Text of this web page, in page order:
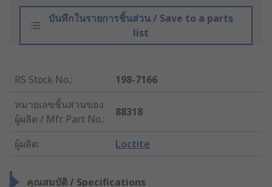
บันทึกในรายการชิ้นส่วน / Save to a parts
list
RS Stock No.:
198-7166
หมายเลขชิ้นส่วนของ
ผู้ผลิต / Mfr. Part No.:
88318
ผู้ผลิต: Loctite
คุณสมบัติ / Specifications